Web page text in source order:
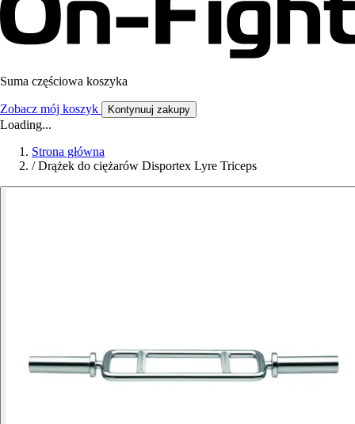
Suma częściowa koszyka
Zobacz mój koszyk Kontynuuj zakupy
Loading...
Strona główna
/ Drążek do ciężarów Disportex Lyre Triceps